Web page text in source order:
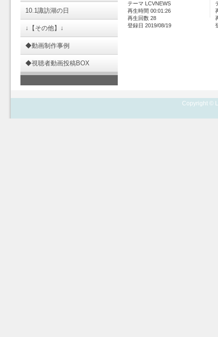
10.1諏訪湖の日
↓【その他】↓
◆動画制作事例
◆視聴者動画投稿BOX
テーマ LCVNEWS
再生時間 00:01:26
再生回数 28
登録日 2019/08/19
Copyright ©